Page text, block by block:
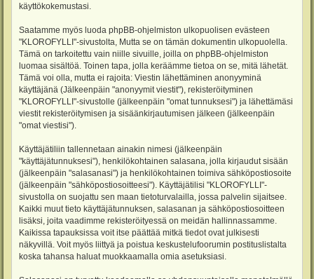
käyttökokemustasi.
Saatamme myös luoda phpBB-ohjelmiston ulkopuolisen evästeen
"KLOROFYLLI"-sivustolta, Mutta se on tämän dokumentin ulkopuolella.
Tämä on tarkoitettu vain niille sivuille, joilla on phpBB-ohjelmiston
luomaa sisältöä. Toinen tapa, jolla keräämme tietoa on se, mitä lähetät.
Tämä voi olla, mutta ei rajoita: Viestin lähettäminen anonyyminä
käyttäjänä (Jälkeenpäin "anonyymit viestit"), rekisteröityminen
"KLOROFYLLI"-sivustolle (jälkeenpäin "omat tunnuksesi") ja lähettämäsi
viestit rekisteröitymisen ja sisäänkirjautumisen jälkeen (jälkeenpäin
"omat viestisi").
Käyttäjätiliin tallennetaan ainakin nimesi (jälkeenpäin
"käyttäjätunnuksesi"), henkilökohtainen salasana, jolla kirjaudut sisään
(jälkeenpäin "salasanasi") ja henkilökohtainen toimiva sähköpostiosoite
(jälkeenpäin "sähköpostiosoitteesi"). Käyttäjätilisi "KLOROFYLLI"-
sivustolla on suojattu sen maan tietoturvalailla, jossa palvelin sijaitsee.
Kaikki muut tieto käyttäjätunnuksen, salasanan ja sähköpostiosoitteen
lisäksi, joita vaadimme rekisteröityessä on meidän hallinnassamme.
Kaikissa tapauksissa voit itse päättää mitkä tiedot ovat julkisesti
näkyvillä. Voit myös liittyä ja poistua keskustelufoorumin postituslistalta
koska tahansa haluat muokkaamalla omia asetuksiasi.